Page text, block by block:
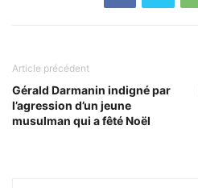
Article précédent
Gérald Darmanin indigné par
l’agression d’un jeune
musulman qui a fêté Noël